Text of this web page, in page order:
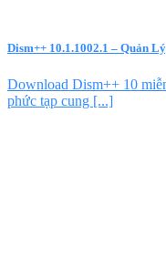
Dism++ 10.1.1002.1 – Quản
Download Dism++ 10
phức tạp cung [...]